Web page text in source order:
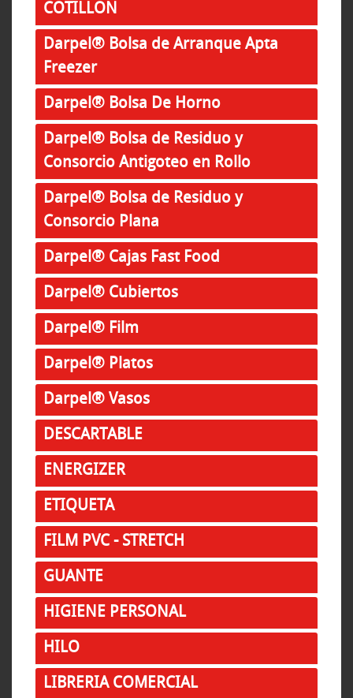
COTILLON
Darpel® Bolsa de Arranque Apta
Freezer
Darpel® Bolsa De Horno
Darpel® Bolsa de Residuo y
Consorcio Antigoteo en Rollo
Darpel® Bolsa de Residuo y
Consorcio Plana
Darpel® Cajas Fast Food
Darpel® Cubiertos
Darpel® Film
Darpel® Platos
Darpel® Vasos
DESCARTABLE
ENERGIZER
ETIQUETA
FILM PVC - STRETCH
GUANTE
HIGIENE PERSONAL
HILO
LIBRERIA COMERCIAL